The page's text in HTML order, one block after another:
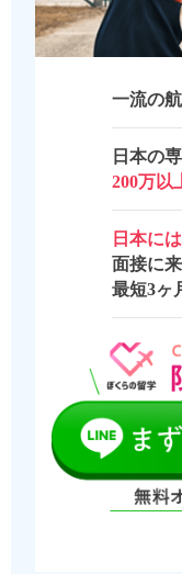
一流の
日本の
200万以
日本に
面接に
最短3ヶ